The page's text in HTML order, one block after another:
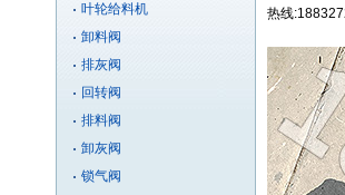
叶轮给料机
卸料阀
排灰阀
回转阀
排料阀
卸灰阀
锁气阀
热线